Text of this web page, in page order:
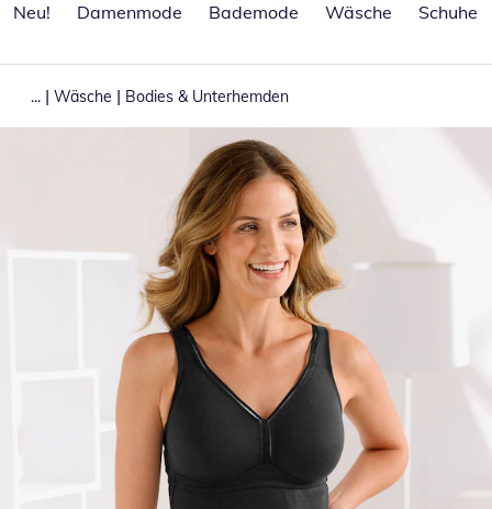
Neu!
Damenmode Bademode Wäsche Schuhe
... | Wäsche | Bodies & Unterhemden